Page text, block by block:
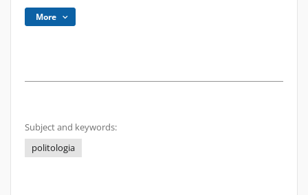
More
Subject and keywords:
politologia